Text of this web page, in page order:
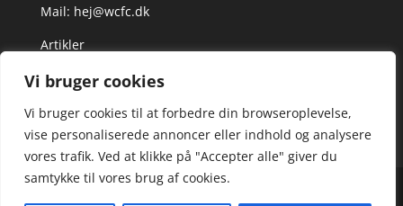
Vi bruger cookies
Vi bruger cookies til at forbedre din browseroplevelse,
vise personaliserede annoncer eller indhold og analysere
vores trafik. Ved at klikke på "Accepter alle" giver du
samtykke til vores brug af cookies.
Mail: hej@wcfc.dk
Artikler